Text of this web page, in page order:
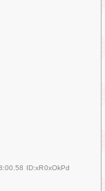
ID:xR0xOkPd